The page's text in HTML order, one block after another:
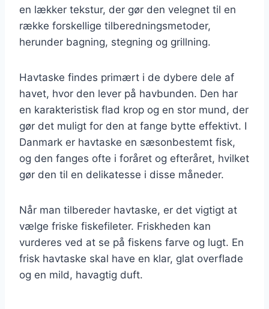
en lækker tekstur, der gør den velegnet til en
række forskellige tilberedningsmetoder,
herunder bagning, stegning og grillning.
Havtaske findes primært i de dybere dele af
havet, hvor den lever på havbunden. Den har
en karakteristisk flad krop og en stor mund, der
gør det muligt for den at fange bytte effektivt. I
Danmark er havtaske en sæsonbestemt fisk,
og den fanges ofte i foråret og efteråret, hvilket
gør den til en delikatesse i disse måneder.
Når man tilbereder havtaske, er det vigtigt at
vælge friske fiskefileter. Friskheden kan
vurderes ved at se på fiskens farve og lugt. En
frisk havtaske skal have en klar, glat overflade
og en mild, havagtig duft.